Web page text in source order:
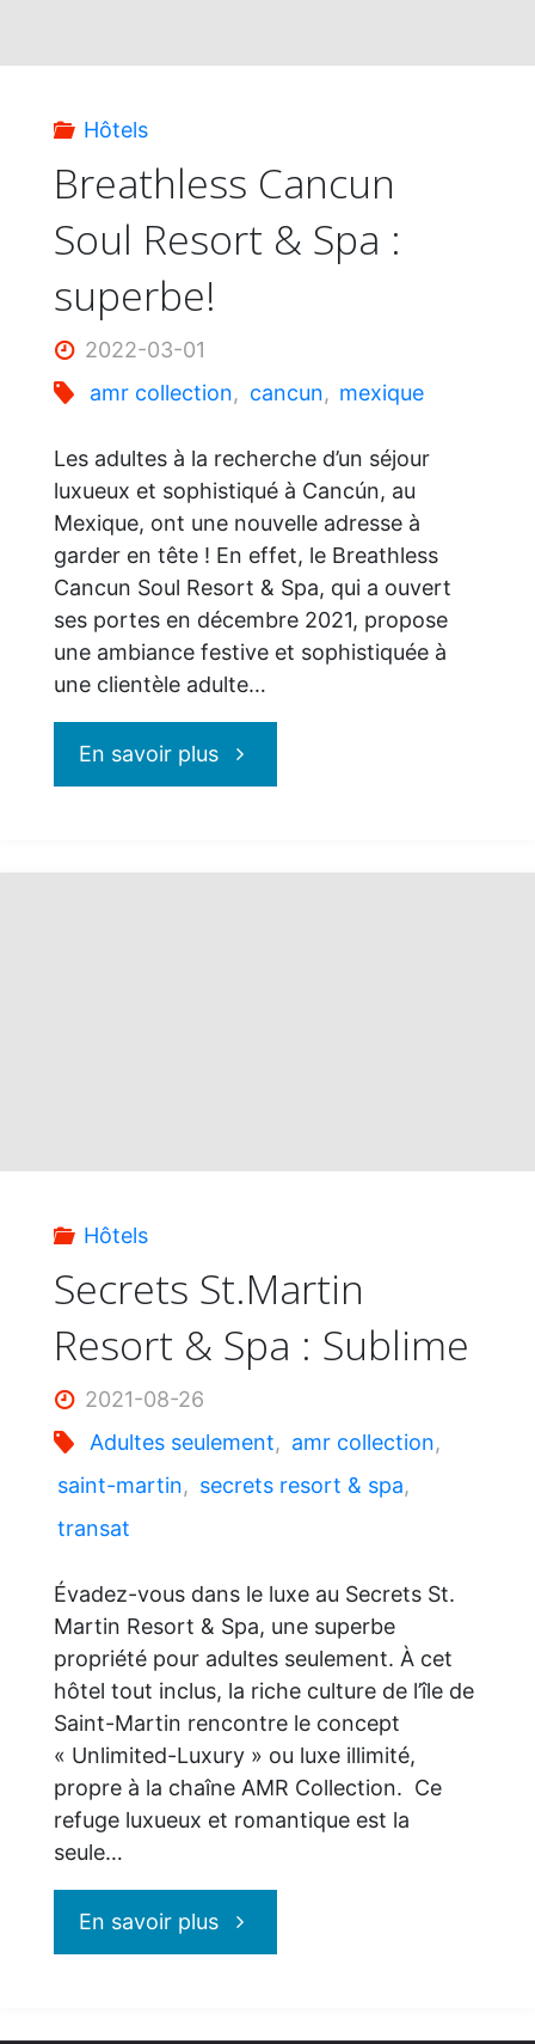
Hôtels
Breathless Cancun
Soul Resort & Spa :
superbe!
2022-03-01
amr collection, cancun, mexique
Les adultes à la recherche d’un séjour
luxueux et sophistiqué à Cancún, au
Mexique, ont une nouvelle adresse à
garder en tête ! En effet, le Breathless
Cancun Soul Resort & Spa, qui a ouvert
ses portes en décembre 2021, propose
une ambiance festive et sophistiquée à
une clientèle adulte…
En savoir plus"Breathless
Hôtels
Secrets St.Martin
Resort & Spa : Sublime
2021-08-26
Adultes seulement, amr collection,
saint-martin, secrets resort & spa,
transat
Évadez-vous dans le luxe au Secrets St.
Martin Resort & Spa, une superbe
propriété pour adultes seulement. À cet
hôtel tout inclus, la riche culture de l’île de
Saint-Martin rencontre le concept
« Unlimited-Luxury » ou luxe illimité,
propre à la chaîne AMR Collection. Ce
refuge luxueux et romantique est la
seule…
En savoir plus"Secrets